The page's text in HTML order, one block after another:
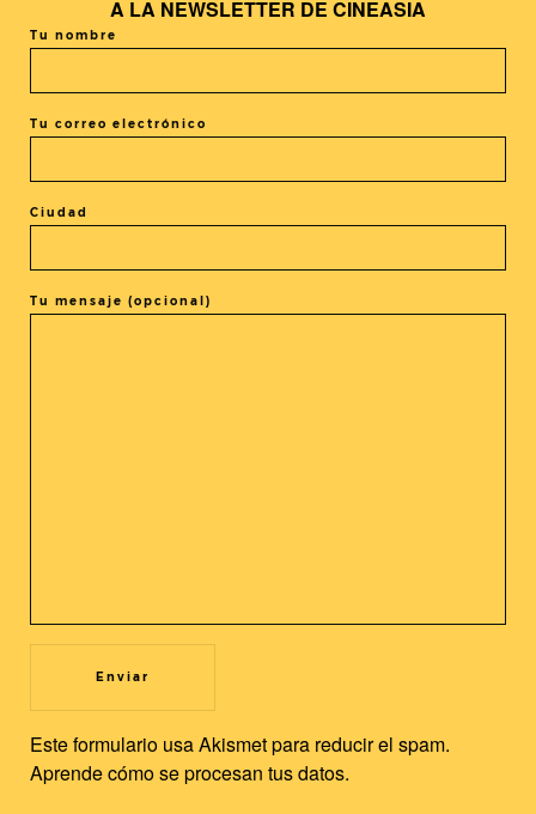
El evento está terminado.
Recibe nuestras novedades en tu buzón!
Newsletter
consideramos que acepta su uso. Puedes cambiar la
A LA NEWSLETTER DE CINEASIA
Tu nombre
Tu correo electrónico
Ciudad
Tu mensaje (opcional)
Este formulario usa Akismet para reducir el spam.
Aprende cómo se procesan tus datos.